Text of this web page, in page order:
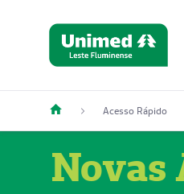
Acesso Rápido
Novas